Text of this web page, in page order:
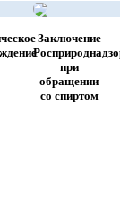
Заключение
при
обращении
со спиртом